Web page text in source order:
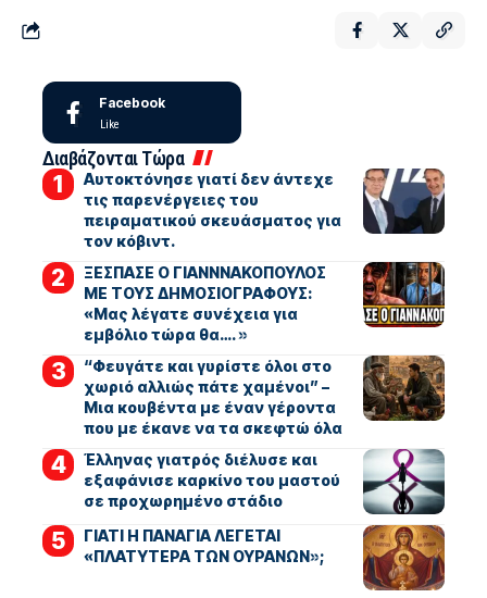
Facebook
Like
Διαβάζονται Τώρα
Αυτοκτόνησε γιατί δεν άντεχε
τις παρενέργειες του
πειραματικού σκευάσματος για
τον κόβιντ.
ΞΕΣΠΑΣΕ Ο ΓΙΑΝΝΝΑΚΟΠΟΥΛΟΣ
ΜΕ ΤΟΥΣ ΔΗΜΟΣΙΟΓΡΑΦΟΥΣ:
«Μας λέγατε συνέχεια για
εμβόλιο τώρα θα…. »
“Φευγάτε και γυρίστε όλοι στο
χωριό αλλιώς πάτε χαμένοι” –
Μια κουβέντα με έναν γέροντα
που με έκανε να τα σκεφτώ όλα
Έλληνας γιατρός διέλυσε και
εξαφάνισε καρκίνο του μαστού
σε προχωρημένο στάδιο
ΓΙΑΤΙ Η ΠΑΝΑΓΙΑ ΛΕΓΕΤΑΙ
«ΠΛΑΤΥΤΕΡΑ ΤΩΝ ΟΥΡΑΝΩΝ»;